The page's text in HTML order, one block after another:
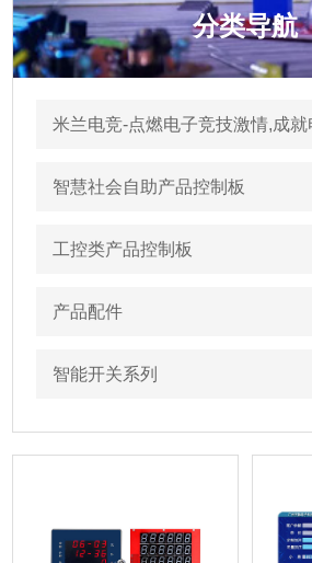
分类导航
米兰电竞-点燃电子竞技激情,成就
智慧社会自助产品控制板
工控类产品控制板
产品配件
智能开关系列